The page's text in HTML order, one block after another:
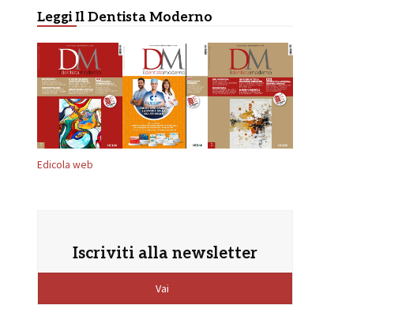
Leggi Il Dentista Moderno
Edicola web
Iscriviti alla newsletter
Vai